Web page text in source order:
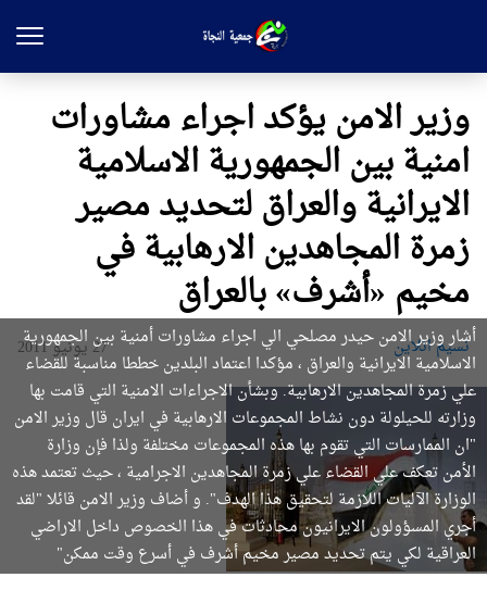
وزير الامن يؤكد اجراء مشاورات
امنية بين الجمهورية الاسلامية
الايرانية والعراق لتحديد مصير
زمرة المجاهدين الارهابية في
مخيم «أشرف» بالعراق
نسیم انلاین 27 يونيو 2011
أشار وزير الامن حيدر مصلحي الي اجراء مشاورات أمنية بين الجمهورية
الاسلامية الايرانية والعراق ، مؤكدا اعتماد البلدين خططا مناسبة للقضاء
علي زمرة المجاهدين الارهابية. وبشأن الاجراءات الامنية التي قامت بها
وزارته للحيلولة دون نشاط المجموعات الارهابية في ايران قال وزير الامن
"ان الممارسات التي تقوم بها هذه المجموعات مختلفة ولذا فإن وزارة
الأمن تعكف علي القضاء علي زمرة المجاهدين الاجرامية ، حيث تعتمد هذه
الوزارة الآليات اللازمة لتحقيق هذا الهدف". و أضاف وزير الامن قائلا "لقد
أجري المسؤولون الايرانيون محادثات في هذا الخصوص داخل الاراضي
العراقية لكي يتم تحديد مصير مخيم أشرف في أسرع وقت ممكن"